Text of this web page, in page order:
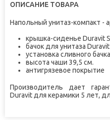
не забудьте купить
ОПИСАНИЕ ТОВАРА
Напольный унитаз-компакт -
крышка-сиденье Duravit
бачок для унитаза
установка сливного
высота чаши 39,5 см.
антигрязевое покрытие
Производитель дает
Duravit для керамики 5 лет,